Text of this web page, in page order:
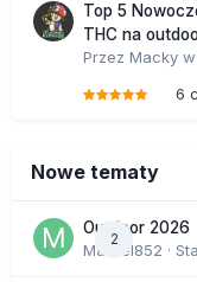
Top 5
THC na
Przez Macky w
6
Nowe tematy
2
Outdoor 2026
Marcel852 ·